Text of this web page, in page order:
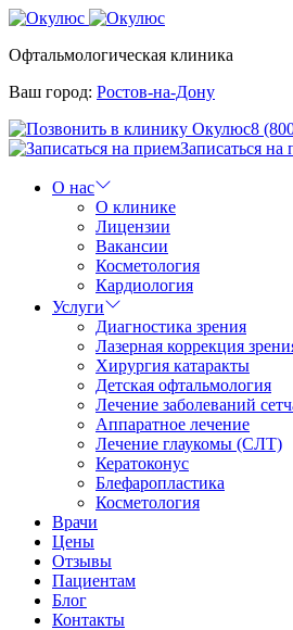
Офтальмологическая клиника
Ваш город: Ростов-на-Дону
8
Записаться на
О нас
О клинике
Лицензии
Вакансии
Косметология
Кардиология
Услуги
Диагностика зрения
Лазерная коррекция
Хирургия катаракты
Детская офтальмология
Лечение заболеваний
Аппаратное лечение
Лечение глаукомы (СЛТ)
Кератоконус
Блефаропластика
Косметология
Врачи
Цены
Отзывы
Пациентам
Блог
Контакты